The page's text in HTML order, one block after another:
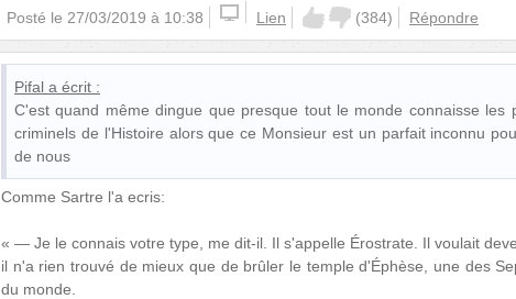
Posté le 27/03/2019 à 10:38 Lien (384) Répondre
Pifal a écrit :
C'est quand même dingue que presque tout le monde connaisse les
criminels de l'Histoire alors que ce Monsieur est un parfait inconnu
de nous
Comme Sartre l'a ecris:
« — Je le connais votre type, me dit-il. Il s'appelle Érostrate. Il voulait
il n'a rien trouvé de mieux que de brûler le temple d'Éphèse, une des
du monde.